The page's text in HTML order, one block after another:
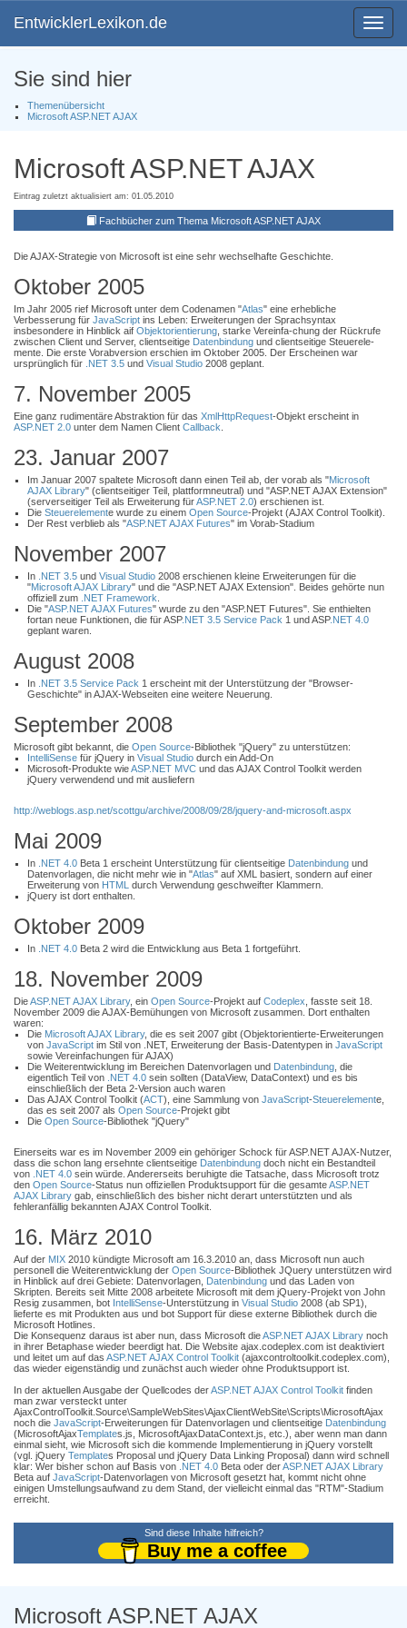
Toggle
EntwicklerLexikon.de
Sie sind hier
Themenübersicht
Microsoft ASP.NET AJAX
Microsoft ASP.NET AJAX
Eintrag zuletzt aktualisiert am: 01.05.2010
Fachbücher zum Thema Microsoft ASP.NET AJAX
Die AJAX-Strategie von Microsoft ist eine sehr wechselhafte Geschichte.
Oktober 2005
Im Jahr 2005 rief Microsoft unter dem Codenamen "Atlas" eine erhebliche
Verbesserung für JavaScript ins Leben: Erweiterungen der Sprachsyntax
insbesondere in Hinblick aif Objektorientierung , starke Vereinfa-chung der Rückrufe
zwischen Client und Server, clientseitige Datenbindung und clientseitige Steuerele-
mente. Die erste Vorabversion erschien im Oktober 2005. Der Erscheinen war
ursprünglich für .NET 3.5 und Visual Studio 2008 geplant.
7. November 2005
Eine ganz rudimentäre Abstraktion für das XmlHttpRequest-Objekt erscheint in
ASP.NET 2.0 unter dem Namen Client Callback
23. Januar 2007
Im Januar 2007 spaltete Microsoft dann einen Teil ab, der vorab als "Microsoft
AJAX Library" (clientseitiger Teil, plattformneutral) und "ASP.NET AJAX Extension"
(serverseitiger Teil als Erweiterung fürASP.NET 2.0) erschienen ist.
Die Steuerelemente wurde zu einem Open Source-Projekt (AJAX Control Toolkit).
Der Rest verblieb als "ASP.NET AJAX Futures" im Vorab-Stadium
November 2007
In .NET 3.5 und Visual Studio 2008 erschienen kleine Erweiterungen für die
"Microsoft AJAX Library" und die "ASP.NET AJAX Extension". Beides gehörte nun
offiziell zum .NET Framework
Die "ASP.NET AJAX Futures" wurde zu den "ASP.NET Futures". Sie enthielten
fortan neue Funktionen, die für ASP.NET 3.5 Service Pack 1 und ASP.NET 4.0
geplant waren.
August 2008
In .NET 3.5 Service Pack 1 erscheint mit der Unterstützung der "Browser-
Geschichte" in AJAX-Webseiten eine weitere Neuerung.
September 2008
Microsoft gibt bekannt, die Open Source-Bibliothek "jQuery" zu unterstützen:
IntelliSense für jQuery in Visual Studio durch ein Add-On
Microsoft-Produkte wieASP.NET MVC und das AJAX Control Toolkit werden
jQuery verwendend und mit ausliefern
http://weblogs.asp.net/scottgu/archive/2008/09/28/jquery-and-microsoft.aspx
Mai 2009
In .NET 4.0 Beta 1 erscheint Unterstützung für clientseitige Datenbindung und
Datenvorlagen, die nicht mehr wie in "Atlas" auf XML basiert, sondern auf einer
Erweiterung von HTML durch Verwendung geschweifter Klammern.
jQuery ist dort enthalten.
Oktober 2009
In .NET 4.0 Beta 2 wird die Entwicklung aus Beta 1 fortgeführt.
18. November 2009
DieASP.NET AJAX Library, ein Open Source-Projekt auf Codeplex , fasste seit 18.
November 2009 die AJAX-Bemühungen von Microsoft zusammen. Dort enthalten
waren:
Die Microsoft AJAX Library, die es seit 2007 gibt (Objektorientierte-Erweiterungen
von JavaScript im Stil von .NET, Erweiterung der Basis-Datentypen in JavaScript
sowie Vereinfachungen für AJAX)
Die Weiterentwicklung im Bereichen Datenvorlagen und Datenbindung , die
eigentlich Teil von .NET 4.0 sein sollten (DataView, DataContext) und es bis
einschließlich der Beta 2-Version auch waren
Das AJAX Control Toolkit (ACT), eine Sammlung von JavaScript-Steuerelemente,
das es seit 2007 als Open Source-Projekt gibt
Die Open Source-Bibliothek "jQuery"
Einerseits war es im November 2009 ein gehöriger Schock für ASP.NET AJAX-Nutzer,
dass die schon lang ersehnte clientseitige Datenbindung doch nicht ein Bestandteil
von .NET 4.0 sein würde. Andererseits beruhigte die Tatsache, dass Microsoft trotz
den Open Source-Status nun offiziellen Produktsupport für die gesamteASP.NET
AJAX Library gab, einschließlich des bisher nicht derart unterstützten und als
fehleranfällig bekannten AJAX Control Toolkit.
16. März 2010
Auf der MIX 2010 kündigte Microsoft am 16.3.2010 an, dass Microsoft nun auch
personell die Weiterentwicklung der Open Source-Bibliothek JQuery unterstützen wird
in Hinblick auf drei Gebiete: Datenvorlagen, Datenbindung und das Laden von
Skripten. Bereits seit Mitte 2008 arbeitete Microsoft mit dem jQuery-Projekt von John
Resig zusammen, bot IntelliSense-Unterstützung in Visual Studio 2008 (ab SP1),
lieferte es mit Produkten aus und bot Support für diese externe Bibliothek durch die
Microsoft Hotlines.
Die Konsequenz daraus ist aber nun, dass Microsoft dieASP.NET AJAX Library noch
in ihrer Betaphase wieder beerdigt hat. Die Website ajax.codeplex.com ist deaktiviert
und leitet um auf das ASP.NET AJAX Control Toolkit (ajaxcontroltoolkit.codeplex.com),
das wieder eigenständig und zunächst auch wieder ohne Produktsupport ist.
In der aktuellen Ausgabe der Quellcodes derASP.NET AJAX Control Toolkit finden
man zwar versteckt unter
AjaxControlToolkit.Source\SampleWebSites\AjaxClientWebSite\Scripts\MicrosoftAjax
noch die JavaScript-Erweiterungen für Datenvorlagen und clientseitige Datenbindung
(MicrosoftAjaxTemplates.js, MicrosoftAjaxDataContext.js, etc.), aber wenn man dann
einmal sieht, wie Microsoft sich die kommende Implementierung in jQuery vorstellt
(vgl. jQuery Templates Proposal und jQuery Data Linking Proposal) dann wird schnell
klar: Wer bisher schon auf Basis von .NET 4.0 Beta oder derASP.NET AJAX Library
Beta auf JavaScript-Datenvorlagen von Microsoft gesetzt hat, kommt nicht ohne
einigen Umstellungsaufwand zu dem Stand, der vielleicht einmal das "RTM"-Stadium
erreicht.
Sind diese Inhalte hilfreich?
Buy me a coffee
Microsoft ASP.NET AJAX